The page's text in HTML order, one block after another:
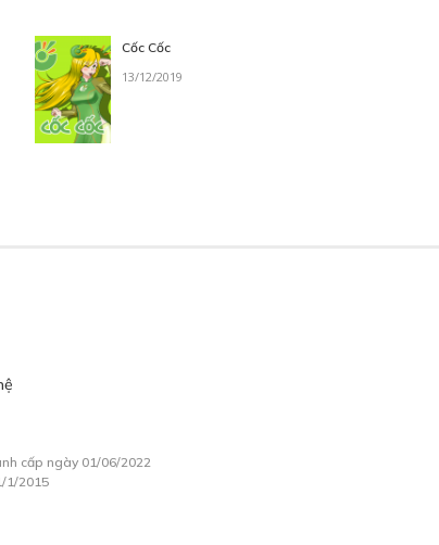
Cốc Cốc
13/12/2019
cấp ngày 01/06/2022
1/2015